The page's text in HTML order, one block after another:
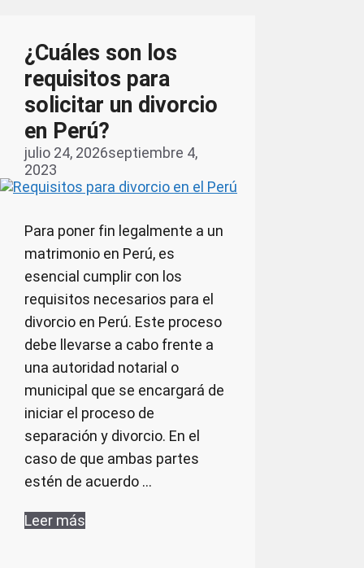
¿Cuáles son los
requisitos para
solicitar un divorcio
en Perú?
julio 24, 2026septiembre 4,
2023
Para poner fin legalmente a un
matrimonio en Perú, es
esencial cumplir con los
requisitos necesarios para el
divorcio en Perú. Este proceso
debe llevarse a cabo frente a
una autoridad notarial o
municipal que se encargará de
iniciar el proceso de
separación y divorcio. En el
caso de que ambas partes
estén de acuerdo …
Leer más